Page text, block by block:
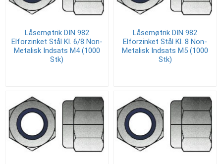
Låsemøtrik DIN 982
Elforzinket Stål Kl. 6/8 Non-
Metalisk Indsats M4 (1000
Stk)
Låsemøtrik DIN 982
Elforzinket Stål Kl. 8 Non-
Metalisk Indsats M5 (1000
Stk)